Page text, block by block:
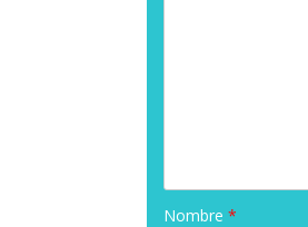
Nombre *